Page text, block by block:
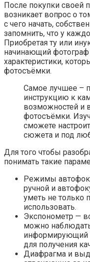
После покупки своей
возникает вопрос о
с чего начать,
запомнить, что у
Приобретая ту или
начинающий
характеристики,
фотосъёмки.
Самое лучшее –
инструкцию к
возможностей и
фотосъёмки.
сможете
сюжета и под
Для того чтобы
понимать такие
Режимы
ручной и
уметь не только
использовать.
Экспонометр —
можно
информирующий
для получения
Диафрагма и